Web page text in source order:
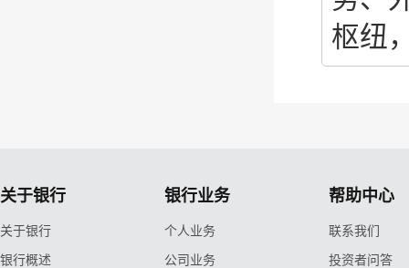
枢纽
关于银行
关于银行
银行概述
银行业务
个人业务
公司业务
帮助中心
联系我们
投资者问答